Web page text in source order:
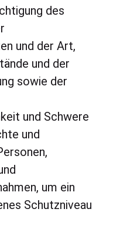
des
und der Art,
und der
sowie der
und Schwere
und
um ein
Schutzniveau